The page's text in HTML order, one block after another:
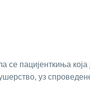
пацијенткиња
уз